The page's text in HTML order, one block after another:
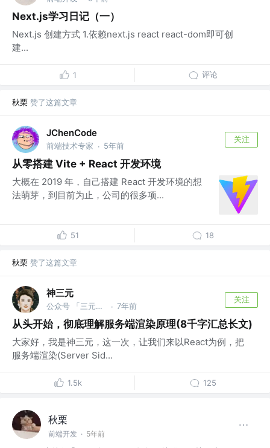
Next.js学习日记（一）
Next.js 创建方式 1.依赖next.js react react-dom即可创
建...
1 评论
秋栗 赞了这篇文章
JChenCode
前端技术专家 · 5年前
关注
从零搭建 Vite + React 开发环境
大概在 2019 年，自己搭建 React 开发环境的想
法萌芽，到目前为止，公司的很多项...
51 18
秋栗 赞了这篇文章
神三元
公众号 「三元同学」 @字节跳动 · 7年前
关注
从头开始，彻底理解服务端渲染原理(8千字汇总长文)
大家好，我是神三元，这一次，让我们来以React为例，把
服务端渲染(Server Sid...
1.5k 125
秋栗
前端开发 · 5年前